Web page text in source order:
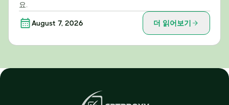
요.
August 7, 2026 더 읽어보기